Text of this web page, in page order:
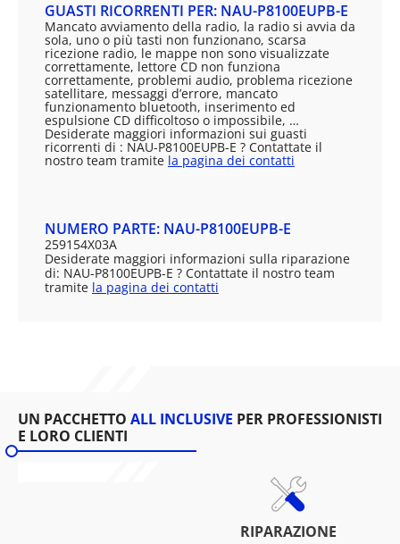
GUASTI RICORRENTI PER: NAU-P8100EUPB-E
Mancato avviamento della radio, la radio si avvia da
sola, uno o più tasti non funzionano, scarsa
ricezione radio, le mappe non sono visualizzate
correttamente, lettore CD non funziona
correttamente, problemi audio, problema ricezione
satellitare, messaggi d’errore, mancato
funzionamento bluetooth, inserimento ed
espulsione CD difficoltoso o impossibile, …
Desiderate maggiori informazioni sui guasti
ricorrenti di : NAU-P8100EUPB-E ? Contattate il
nostro team tramite la pagina dei contatti
NUMERO PARTE: NAU-P8100EUPB-E
259154X03A
Desiderate maggiori informazioni sulla riparazione
di: NAU-P8100EUPB-E ? Contattate il nostro team
tramite la pagina dei contatti
UN PACCHETTO ALL INCLUSIVE PER PROFESSIONISTI
E LORO CLIENTI
RIPARAZIONE